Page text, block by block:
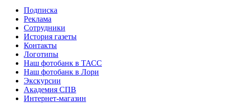
Подписка
Реклама
Сотрудники
История газеты
Контакты
Логотипы
Наш фотобанк в ТАСС
Наш фотобанк в Лори
Экскурсии
Академия СПВ
Интернет-магазин